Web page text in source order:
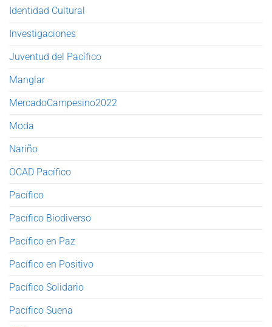
Identidad Cultural
Investigaciones
Juventud del Pacífico
Manglar
MercadoCampesino2022
Moda
Nariño
OCAD Pacífico
Pacífico
Pacífico Biodiverso
Pacífico en Paz
Pacífico en Positivo
Pacífico Solidario
Pacífico Suena